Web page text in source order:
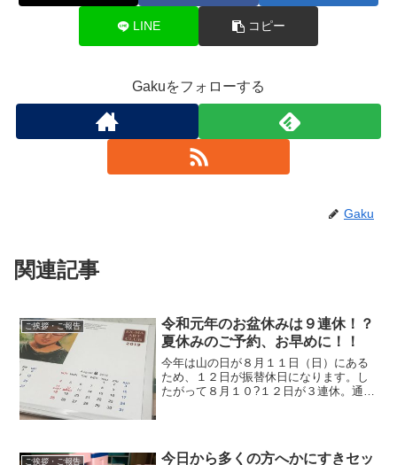
LINE コピー
Gakuをフォローする
Gaku
関連記事
ご挨拶・ご報告
令和元年のお盆休みは９連休！？
夏休みのご予約、お早めに！！
今年は山の日が８月１１日（日）にある
ため、１２日が振替休日になります。し
たがって８月１０?１２日が３連休。通常
８月１６日が休日か出勤日かによります
が、８月１０日から８月１８日まで９連
ご挨拶・ご報告 今日から多くの方へかにすきセッ